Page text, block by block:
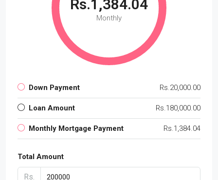
Rs.1,384.04
Monthly
Down Payment Rs.20,000.00
Loan Amount Rs.180,000.00
Monthly Mortgage Payment Rs.1,384.04
Total Amount
Rs.